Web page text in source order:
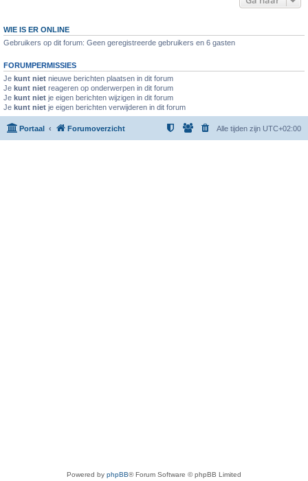
WIE IS ER ONLINE
Gebruikers op dit forum: Geen geregistreerde gebruikers en 6 gasten
FORUMPERMISSIES
Je kunt niet nieuwe berichten plaatsen in dit forum
Je kunt niet reageren op onderwerpen in dit forum
Je kunt niet je eigen berichten wijzigen in dit forum
Je kunt niet je eigen berichten verwijderen in dit forum
Portaal Forumoverzicht Alle tijden zijn UTC+02:00
Powered by phpBB® Forum Software © phpBB Limited